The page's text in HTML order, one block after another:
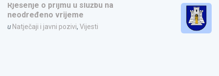
Rješenje o prijmu u službu na
neodređeno vrijeme
u Natječaji i javni pozivi, Vijesti